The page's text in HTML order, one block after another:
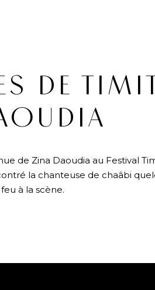
DE
de Zina Daoudia au Festival
la chanteuse de chaâbi
à la scène.